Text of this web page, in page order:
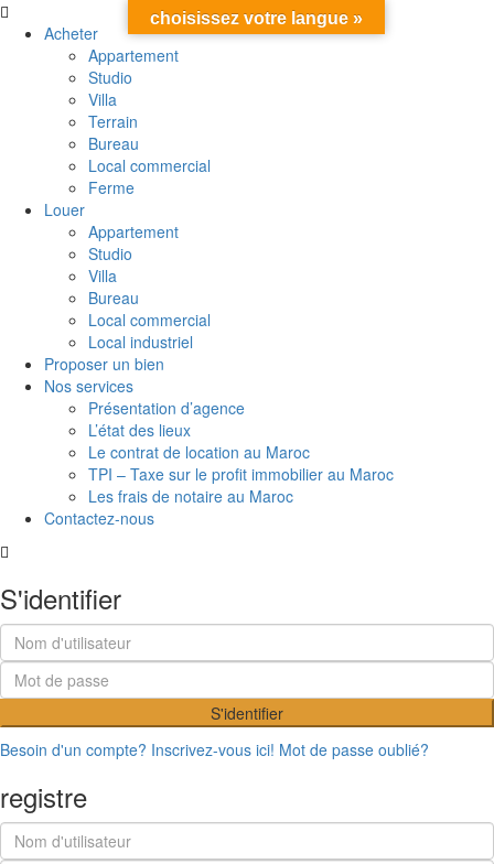
Acheter
Appartement
Studio
Villa
Terrain
Bureau
Local commercial
Ferme
Louer
Appartement
Studio
Villa
Bureau
Local commercial
Local industriel
Proposer un bien
Nos services
Présentation d’agence
L’état des lieux
Le contrat de location au Maroc
TPI – Taxe sur le profit immobilier au Maroc
Les frais de notaire au Maroc
Contactez-nous
S'identifier
S'identifier
Besoin d'un compte? Inscrivez-vous ici! Mot de passe oublié?
registre
choisissez votre langue »